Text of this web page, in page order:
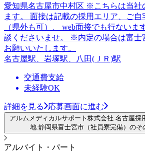
愛知県名古屋市中村区 ※こちらは当社
ます。 面接は記載の採用エリア、ご
（県外も可）、 web面接でも行ないま
談くださいませ。 ※内定の場合は富士
お願いいたします。
名古屋駅、岩塚駅、八田(ＪＲ)駅
交通費支給
未経験OK
詳細を見る 応募画面に進む
アルムメディカルサポート株式会社 名古屋
地:静岡県富士宮市（社員寮完備）のそ
アルバイト・パート